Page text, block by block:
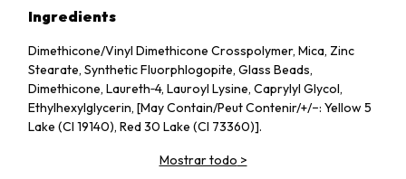
Ingredients
Dimethicone/Vinyl Dimethicone Crosspolymer, Mica, Zinc
Stearate, Synthetic Fluorphlogopite, Glass Beads,
Dimethicone, Laureth‑4, Lauroyl Lysine, Caprylyl Glycol,
Ethylhexylglycerin, [May Contain/Peut Contenir/+/−: Yellow 5
Lake (CI 19140), Red 30 Lake (CI 73360)].
Mostrar todo >